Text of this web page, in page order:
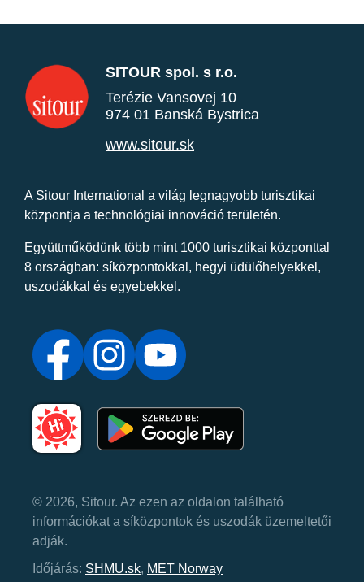
SITOUR spol. s r.o.
Terézie Vansovej 10
974 01 Banská Bystrica
www.sitour.sk
A Sitour International a világ legnagyobb turisztikai
központja a technológiai innováció területén.
Együttműködünk több mint 1000 turisztikai központtal
8 országban: síközpontokkal, hegyi üdülőhelyekkel,
uszodákkal és egyebekkel.
© 2026, Sitour. Az ezen az oldalon található
információkat a síközpontok és uszodák üzemeltetői
adják.
Időjárás: SHMU.sk, MET Norway